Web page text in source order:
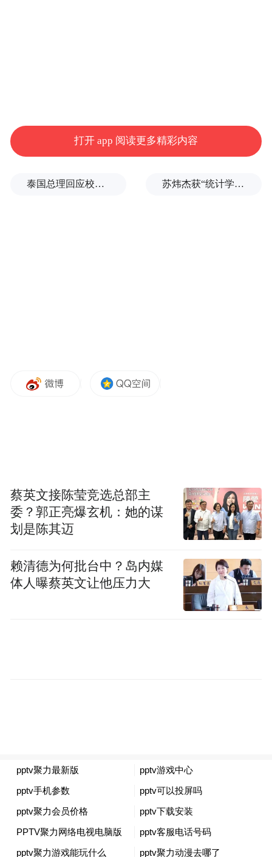
视野，餐饮、住宿、美发等多个行业的小微
商家，都因店名、招牌与知名品牌注册商标
2011 年，冯先生在阳新县兴国镇开出这家小
们知道如家是知名连锁品牌，特意在前面加
了个‘美’字，还冠上了阳新县兴国镇的属地前
缀。”
并且在注册营业执照时，特意咨询过当地工
商部门，得到不侵权的答复，他才放心用了
打开 app 阅读更多精彩内容
泰国总理回应校园枪击事件：这是很不幸的事情 苏炜杰获“统计学界的诺贝尔奖”，又是北大数院07级
蔡英文接陈莹竞选总部主
委？郭正亮爆玄机：她的谋
划是陈其迈
赖清德为何批台中？岛内媒
体人曝蔡英文让他压力大